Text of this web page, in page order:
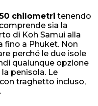
chilometri tenendo
sia la
di Koh Samui alla
fino a Phuket. Non
perché le due isole
qualunque opzione
penisola. Le
traghetto incluso,